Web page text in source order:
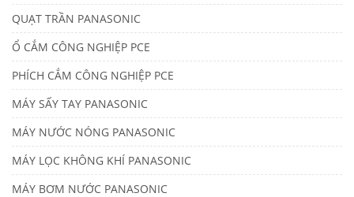
QUẠT TRẦN PANASONIC
Ổ CẮM CÔNG NGHIỆP PCE
PHÍCH CẮM CÔNG NGHIỆP PCE
MÁY SẤY TAY PANASONIC
MÁY NƯỚC NÓNG PANASONIC
MÁY LỌC KHÔNG KHÍ PANASONIC
MÁY BƠM NƯỚC PANASONIC